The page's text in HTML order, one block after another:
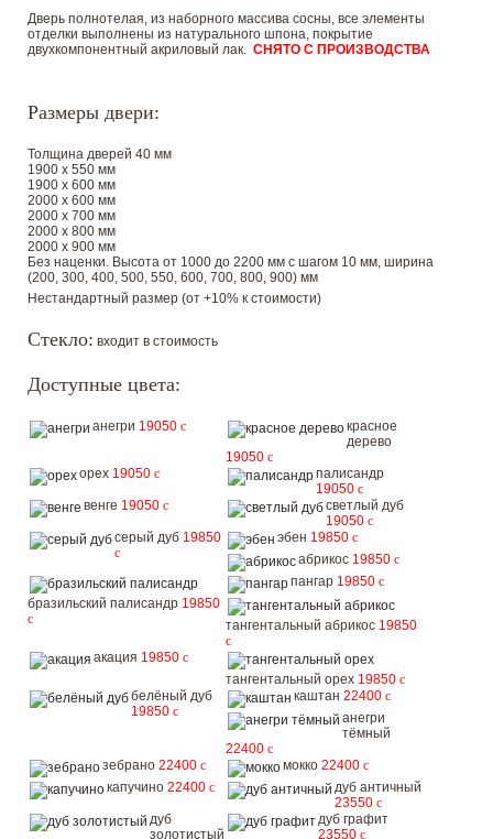
Дверь полнотелая, из наборного массива сосны, все элементы
отделки выполнены из натурального шпона, покрытие
двухкомпонентный акриловый лак. СНЯТО С ПРОИЗВОДСТВА
Размеры двери:
Толщина дверей 40 мм
1900 х 550 мм
1900 х 600 мм
2000 х 600 мм
2000 х 700 мм
2000 х 800 мм
2000 х 900 мм
Без наценки. Высота от 1000 до 2200 мм с шагом 10 мм, ширина
(200, 300, 400, 500, 550, 600, 700, 800, 900) мм
Нестандартный размер (от +10% к стоимости)
Стекло: входит в стоимость
Доступные цвета:
анегри 19050 c
красное
дерево
19050 c
орех 19050 c
палисандр
19050 c
венге 19050 c
светлый дуб
19050 c
серый дуб 19850
c
эбен 19850 c
абрикос 19850 c
бразильский палисандр 19850
c
пангар 19850 c
тангентальный абрикос 19850
c
акация 19850 c
тангентальный орех 19850 c
белёный дуб
19850 c
каштан 22400 c
анегри
тёмный
22400 c
зебрано 22400 c мокко 22400 c
капучино 22400 c
дуб античный
23550 c
дуб
золотистый
дуб графит
23550 c